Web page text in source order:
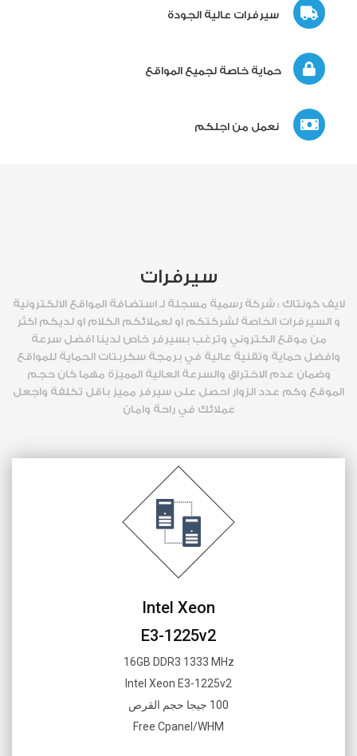
سيرفرات عالية الجودة
حماية خاصة لجميع المواقع
نعمل من اجلكم
سيرفرات
لايف كونتاك : شركة رسمية مسجلة لـ استضافة المواقع الالكترونية
و السيرفرات الخاصة لشركتكم او لعملائكم الكلام او لديكم اكثر
من موقع الكتروني وترغب بسيرفر خاص لدينا افضل سرعة
وافضل حماية وتقنية عالية في برمجة سكربتات الحماية للمواقع
وضمان عدم الاختراق والسرعة العالية المميزة مهما كان حجم
الموقع وكم عدد الزوار احصل على سيرفر مميز باقل تكلفة واجعل
عملائك في راحة وامان
Intel Xeon
E3-1225v2
16GB DDR3 1333 MHz
Intel Xeon E3-1225v2
100 جيجا حجم القرص
Free Cpanel/WHM